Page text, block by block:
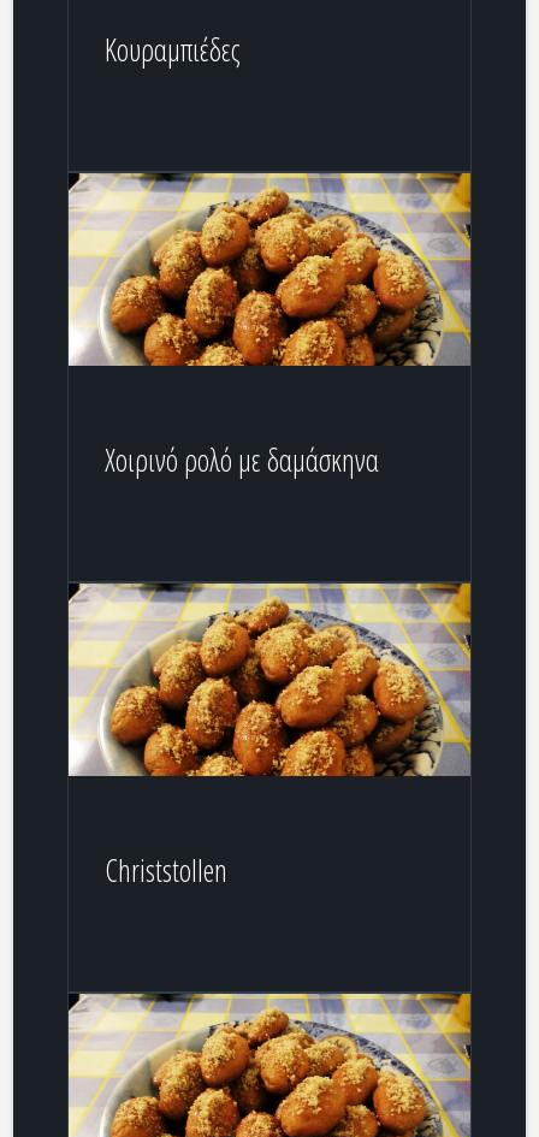
Κουραμπιέδες
Xοιρινό ρολό με δαμάσκηνα
Christstollen